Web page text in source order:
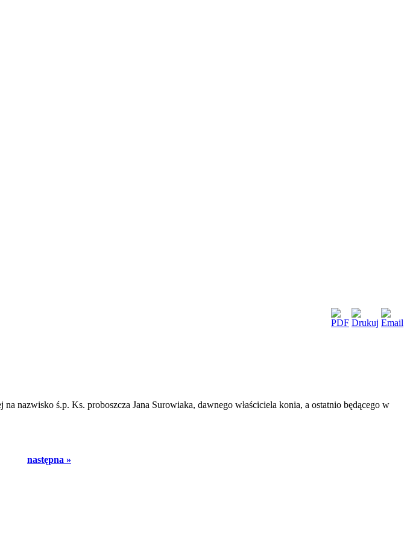
nazwisko ś.p. Ks. proboszcza Jana Surowiaka, dawnego właściciela konia, a ostatnio będącego w
następna »